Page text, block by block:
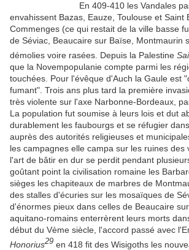
En 409-410 les Vandales
envahissent Bazas, Eauze, Toulouse et Saint
Commenges (ce qui restait de la ville basse
de Séviac, Beaucaire sur Baïse, Montmaurin
démolies voire rasées. Depuis la Palestine
que la Novempopulanie compte parmi les
touchées. Pour l'évêque d'Auch la Gaule est
fumant". Trois ans plus tard la première
très violente sur l'axe Narbonne-Bordeaux,
La population fut soumise à leurs lois et dut
durablement les faubourgs et se réfugier
auprès des autorités religieuses et
les campagnes elle campa sur les ruines des
l'art de bâtir en dur se perdit pendant
goûtant point la civilisation romaine les
sièges les chapiteaux de marbres de
des stalles d'écuries sur les mosaïques de
d'énormes pieux dans celles de Beaucaire
aquitano-romains enterrèrent leurs morts
début du Vème siècle, l'accord passé avec
Honorius29 en 418 fit des Wisigoths les